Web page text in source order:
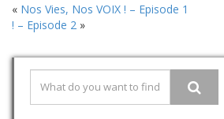
« Nos Vies, Nos VOIX ! – Episode 1
! – Episode 2 »